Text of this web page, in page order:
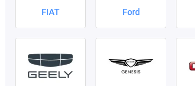
FIAT Ford